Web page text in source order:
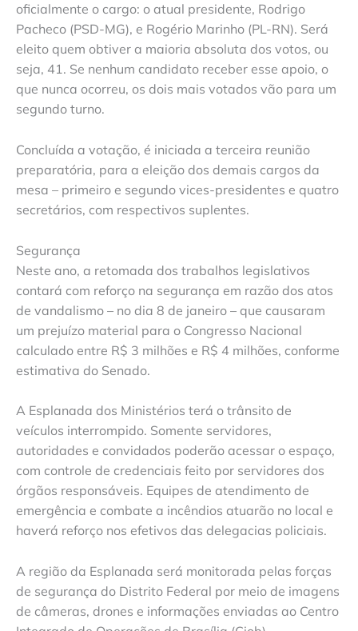
oficialmente o cargo: o atual presidente, Rodrigo
Pacheco (PSD-MG), e Rogério Marinho (PL-RN). Será
eleito quem obtiver a maioria absoluta dos votos, ou
seja, 41. Se nenhum candidato receber esse apoio, o
que nunca ocorreu, os dois mais votados vão para um
segundo turno.
Concluída a votação, é iniciada a terceira reunião
preparatória, para a eleição dos demais cargos da
mesa – primeiro e segundo vices-presidentes e quatro
secretários, com respectivos suplentes.
Segurança
Neste ano, a retomada dos trabalhos legislativos
contará com reforço na segurança em razão dos atos
de vandalismo – no dia 8 de janeiro – que causaram
um prejuízo material para o Congresso Nacional
calculado entre R$ 3 milhões e R$ 4 milhões, conforme
estimativa do Senado.
A Esplanada dos Ministérios terá o trânsito de
veículos interrompido. Somente servidores,
autoridades e convidados poderão acessar o espaço,
com controle de credenciais feito por servidores dos
órgãos responsáveis. Equipes de atendimento de
emergência e combate a incêndios atuarão no local e
haverá reforço nos efetivos das delegacias policiais.
A região da Esplanada será monitorada pelas forças
de segurança do Distrito Federal por meio de imagens
de câmeras, drones e informações enviadas ao Centro